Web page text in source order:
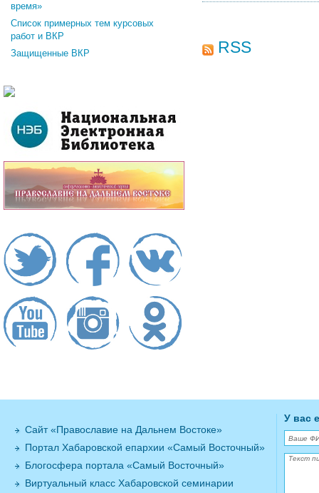
RSS
время»
Список примерных тем курсовых
работ и ВКР
Защищенные ВКР
Сайт «Православие на Дальнем Востоке»
Портал Хабаровской епархии «Самый Восточный»
Блогосфера портала «Самый Восточный»
Виртуальный класс Хабаровской семинарии
У вас